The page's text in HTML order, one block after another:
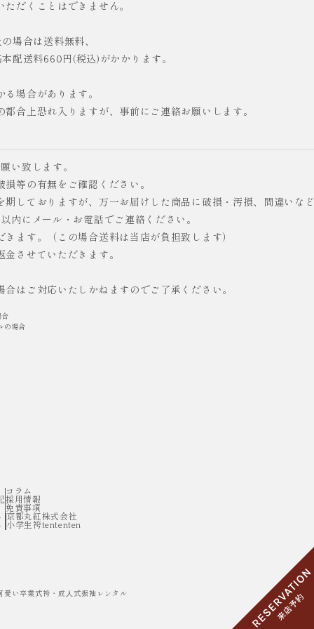
だくことはできません。
場合は送料無料、
配送料660円(税込)がかかります。
場合があります。
合上恐れ入りますが、事前にご連絡お願いします。
い致します。
等の有無をご確認ください。
期しておりますが、万一お届けした商品に破損・汚損、間違いな
内にメール・お電話でご連絡ください。
ます。（この場合送料は当店が負担致します）
させていただきます。
はご対応いたしかねますのでご了承ください。
合
の場合
コラム
採用情報
免責事項
京都丸紅株式会社
小学生袴tententen
い卒業式袴・成⼈式振袖レンタル